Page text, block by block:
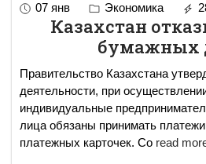
07 янв Экономика
Казахстан
бумажных
Правительство Казахстана
деятельности, при
индивидуальные
лица обязаны принимать
платежных карточек. Со read